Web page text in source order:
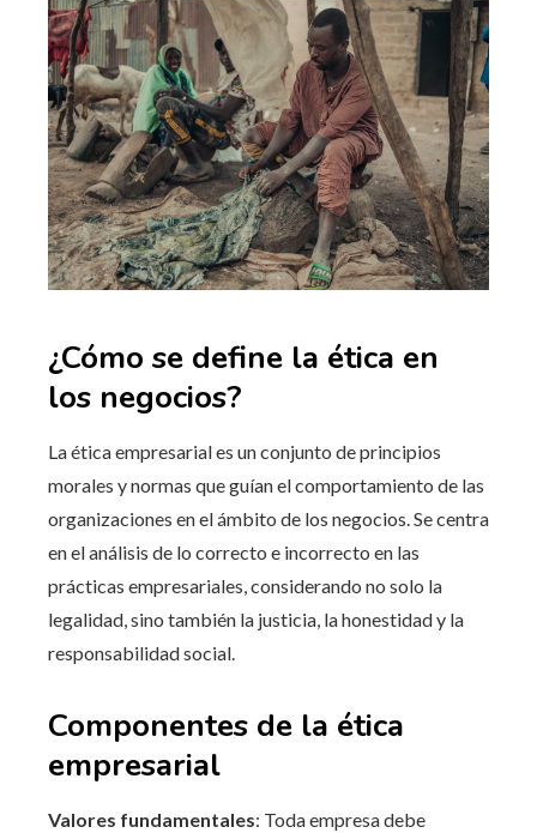
¿Cómo se define la ética en
los negocios?
La ética empresarial es un conjunto de principios
morales y normas que guían el comportamiento de las
organizaciones en el ámbito de los negocios. Se centra
en el análisis de lo correcto e incorrecto en las
prácticas empresariales, considerando no solo la
legalidad, sino también la justicia, la honestidad y la
responsabilidad social.
Componentes de la ética
empresarial
Valores fundamentales: Toda empresa debe